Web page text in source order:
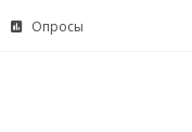
Опросы